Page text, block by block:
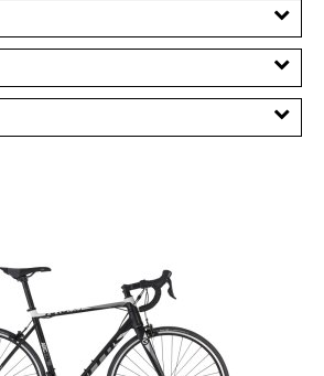
EUR
PREISFILTER ANWENDEN